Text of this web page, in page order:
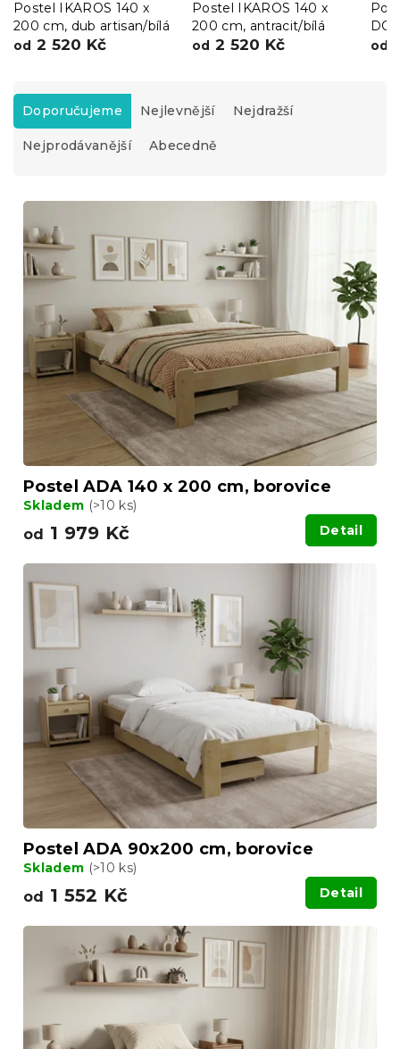
Postel IKAROS 140 x
200 cm, dub artisan/bílá
od 2 520 Kč
Postel IKAROS 140 x
200 cm, antracit/bílá
od 2 520 Kč od
Ř
z
e
p
o
d
u
k
ů
Doporučujeme Nejlevnější Nejdražší
Nejprodávanější Abecedně
V
p
o
u
k
Postel ADA 140 x 200 cm, borovice
Skladem (>10 ks)
od 1 979 Kč Detail
Postel ADA 90x200 cm, borovice
Skladem (>10 ks)
od 1 552 Kč Detail